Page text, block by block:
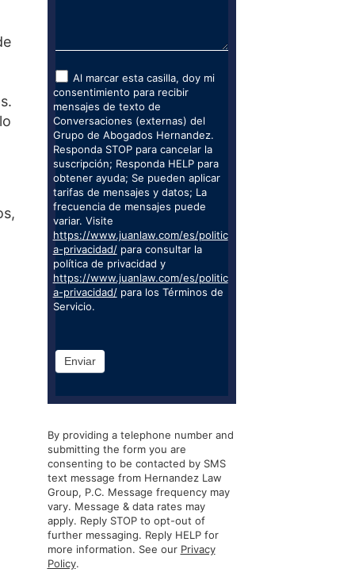
Al marcar esta casilla, doy mi
consentimiento para recibir
mensajes de texto de
Conversaciones (externas) del
Grupo de Abogados Hernandez.
Responda STOP para cancelar la
suscripción; Responda HELP para
obtener ayuda; Se pueden aplicar
tarifas de mensajes y datos; La
frecuencia de mensajes puede
variar. Visite
https://www.juanlaw.com/es/politic
a-privacidad/para consultar la
política de privacidad y
https://www.juanlaw.com/es/politic
a-privacidad/para los Términos de
Servicio.
Enviar
By providing a telephone number and
submitting the form you are
consenting to be contacted by SMS
text message from Hernandez Law
Group, P.C. Message frequency may
vary. Message & data rates may
apply. Reply STOP to opt-out of
further messaging. Reply HELP for
more information. See our Privacy
Policy.